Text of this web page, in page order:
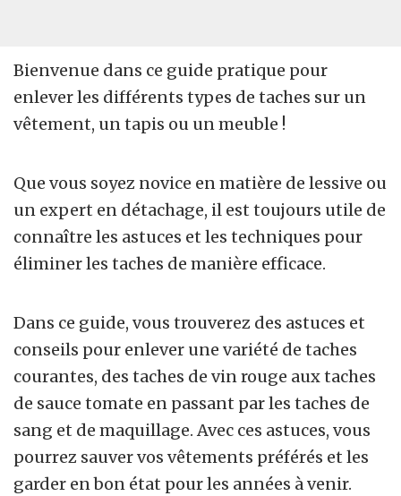
Bienvenue dans ce guide pratique pour
enlever les différents types de taches sur un
vêtement, un tapis ou un meuble !
Que vous soyez novice en matière de lessive ou
un expert en détachage, il est toujours utile de
connaître les astuces et les techniques pour
éliminer les taches de manière efficace.
Dans ce guide, vous trouverez des astuces et
conseils pour enlever une variété de taches
courantes, des taches de vin rouge aux taches
de sauce tomate en passant par les taches de
sang et de maquillage. Avec ces astuces, vous
pourrez sauver vos vêtements préférés et les
garder en bon état pour les années à venir.